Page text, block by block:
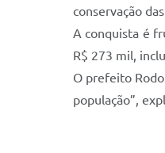
conservação
A conquista é
R$ 273 mil,
O prefeito
população”,